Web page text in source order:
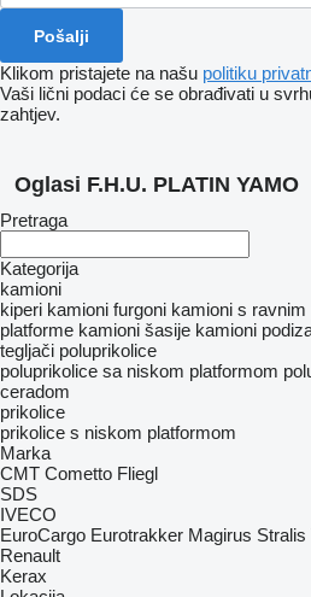
Klikom pristajete na našu politiku
Vaši lični podaci će se obrađivati ​​u
zahtjev.
Oglasi F.H.U. PLATIN YAMO
Pretraga
Kategorija
kamioni
kiperi kamioni furgoni kamioni s
platforme kamioni šasije kamioni
tegljači poluprikolice
poluprikolice sa niskom platformom
ceradom
prikolice
prikolice s niskom platformom
Marka
CMT Cometto Fliegl
SDS
IVECO
EuroCargo Eurotrakker Magirus Stralis
Renault
Kerax